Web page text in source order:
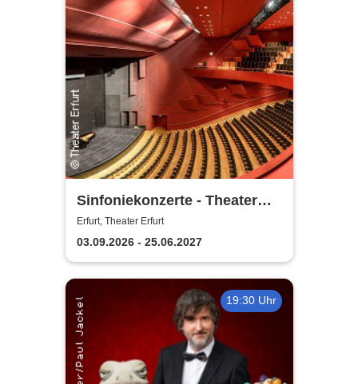
Sinfoniekonzerte - Theater
Erfurt
Erfurt, Theater Erfurt
03.09.2026 - 25.06.2027
19:30 Uhr